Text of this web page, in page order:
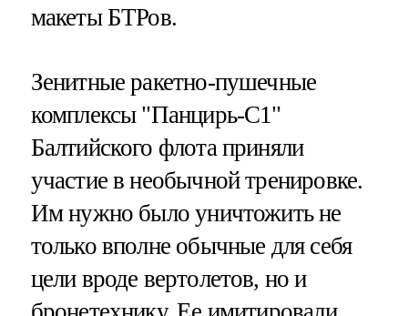
макеты БТРов.
Зенитные ракетно-пушечные
комплексы "Панцирь-С1"
Балтийского флота приняли
участие в необычной тренировке.
Им нужно было уничтожить не
только вполне обычные для себя
цели вроде вертолетов, но и